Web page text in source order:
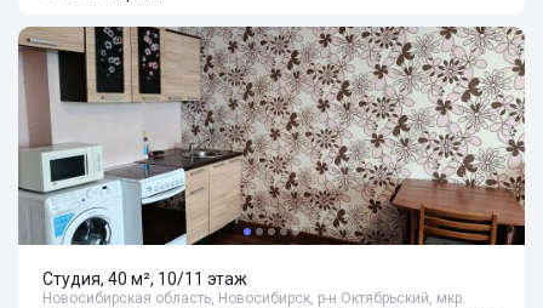
Студия, 40 м², 10/11 этаж
Новосибирская область, Новосибирск, р-н Октябрьский, мкр.